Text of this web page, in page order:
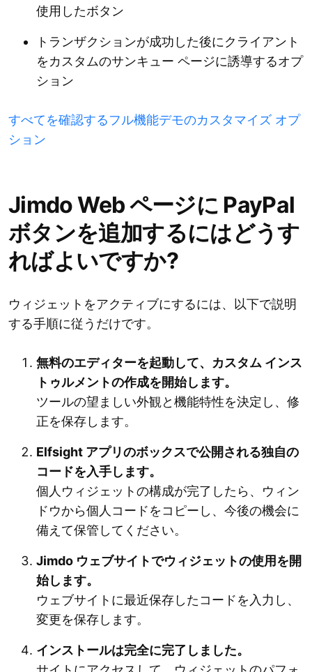
使用したボタン
トランザクションが成功した後にクライアント
をカスタムのサンキュー ページに誘導するオプ
ション
すべてを確認するフル機能デモのカスタマイズ オプ
ション
Jimdo Web ページに PayPal
ボタンを追加するにはどうす
ればよいですか?
ウィジェットをアクティブにするには、以下で説明
する手順に従うだけです。
無料のエディターを起動して、カスタム インス
トゥルメントの作成を開始します。
ツールの望ましい外観と機能特性を決定し、修
正を保存します。
Elfsight アプリのボックスで公開される独自の
コードを入手します。
個人ウィジェットの構成が完了したら、ウィン
ドウから個人コードをコピーし、今後の機会に
備えて保管してください。
Jimdo ウェブサイトでウィジェットの使用を開
始します。
ウェブサイトに最近保存したコードを入力し、
変更を保存します。
インストールは完全に完了しました。